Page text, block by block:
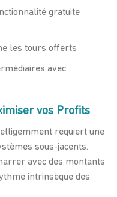
gratuite
les tours offerts
avec
vos Profits
requiert une
sous-jacents.
avec des montants
intrinsèque des